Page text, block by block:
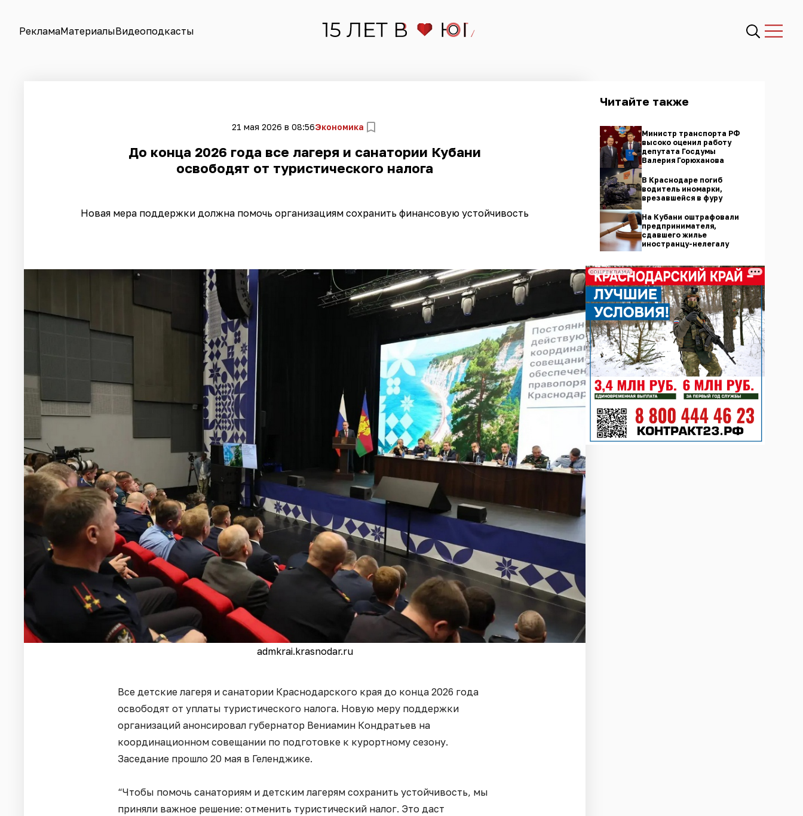
РекламаМатериалыВидеоподкасты
21 мая 2026 в 08:56Экономика
До конца 2026 года все лагеря и санатории Кубани
освободят от туристического налога
Новая мера поддержки должна помочь организациям сохранить финансовую устойчивость
admkrai.krasnodar.ru
Все детские лагеря и санатории Краснодарского края до конца 2026 года
освободят от уплаты туристического налога. Новую меру поддержки
организаций анонсировал губернатор Вениамин Кондратьев на
координационном совещании по подготовке к курортному сезону.
Заседание прошло 20 мая в Геленджике.
“Чтобы помочь санаториям и детским лагерям сохранить устойчивость, мы
приняли важное решение: отменить туристический налог. Это даст
Читайте также
Министр транспорта РФ
высоко оценил работу
депутата Госдумы
Валерия Горюханова
В Краснодаре погиб
водитель иномарки,
врезавшейся в фуру
На Кубани оштрафовали
предпринимателя,
сдавшего жилье
иностранцу-нелегалу
СОЦРЕКЛАМА